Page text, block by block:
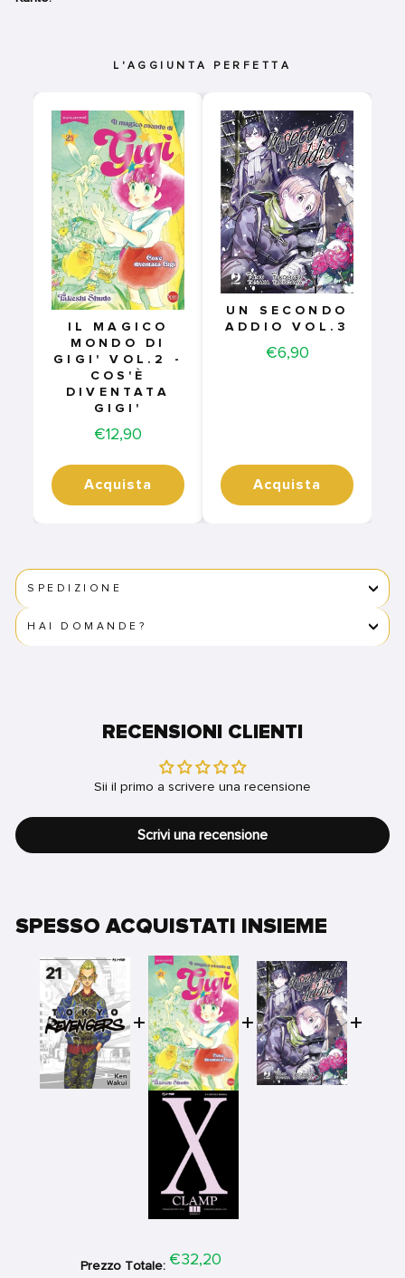
L'AGGIUNTA PERFETTA
IL MAGICO
MONDO DI
GIGI' VOL.2 -
COS'È
DIVENTATA
GIGI'
Price
€12,90
Acquista
UN SECONDO
ADDIO VOL.3
Price
€6,90
Acquista
SPEDIZIONE
HAI DOMANDE?
RECENSIONI CLIENTI
Sii il primo a scrivere una recensione
Scrivi una recensione
SPESSO ACQUISTATI INSIEME
Prezzo Totale: Price
€32,20